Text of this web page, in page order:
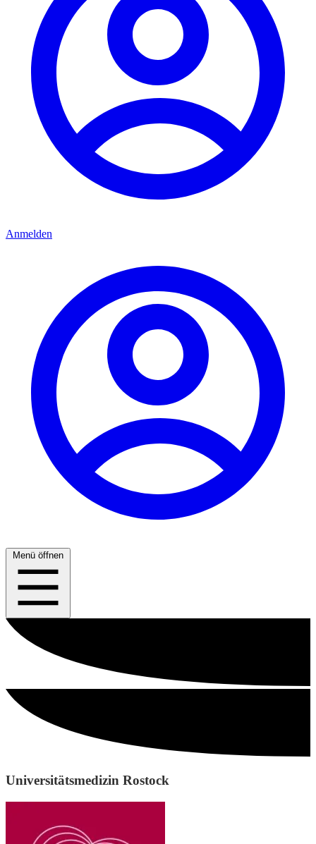
Anmelden
Menü öffnen
Universitätsmedizin Rostock